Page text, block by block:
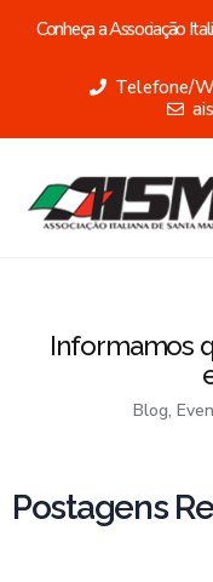
Conheça a Associação
Telefone/
Informamos
Blog,
Postagens